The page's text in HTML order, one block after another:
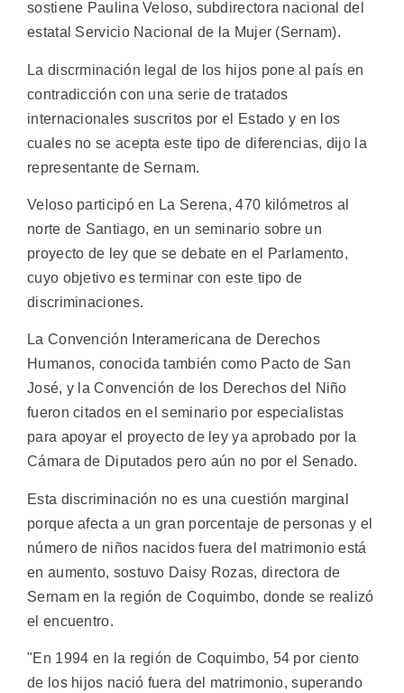
sostiene Paulina Veloso, subdirectora nacional del
estatal Servicio Nacional de la Mujer (Sernam).
La discrminación legal de los hijos pone al país en
contradicción con una serie de tratados
internacionales suscritos por el Estado y en los
cuales no se acepta este tipo de diferencias, dijo la
representante de Sernam.
Veloso participó en La Serena, 470 kilómetros al
norte de Santiago, en un seminario sobre un
proyecto de ley que se debate en el Parlamento,
cuyo objetivo es terminar con este tipo de
discriminaciones.
La Convención Interamericana de Derechos
Humanos, conocida también como Pacto de San
José, y la Convención de los Derechos del Niño
fueron citados en el seminario por especialistas
para apoyar el proyecto de ley ya aprobado por la
Cámara de Diputados pero aún no por el Senado.
Esta discriminación no es una cuestión marginal
porque afecta a un gran porcentaje de personas y el
número de niños nacidos fuera del matrimonio está
en aumento, sostuvo Daisy Rozas, directora de
Sernam en la región de Coquimbo, donde se realizó
el encuentro.
"En 1994 en la región de Coquimbo, 54 por ciento
de los hijos nació fuera del matrimonio, superando